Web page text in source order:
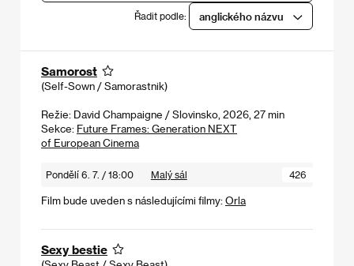
Řadit podle: anglického názvu
Samorost
(Self-Sown / Samorastnik)
Režie: David Champaigne / Slovinsko, 2026, 27 min
Sekce: Future Frames: Generation NEXT
of European Cinema
Pondělí 6. 7. / 18:00 Malý sál 426
Film bude uveden s následujícími filmy: Orla
Sexy bestie